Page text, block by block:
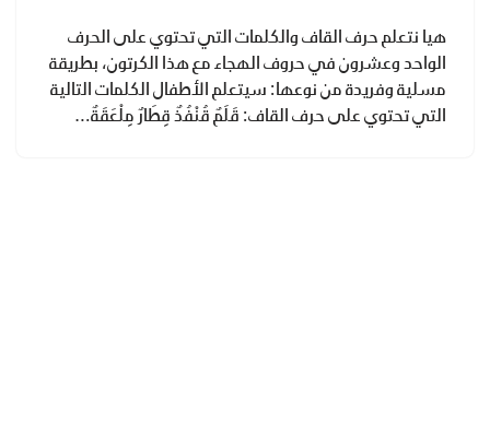
هيا نتعلم حرف القاف والكلمات التي تحتوي على الحرف
الواحد وعشرون في حروف الهجاء مع هذا الكرتون، بطريقة
مسلية وفريدة من نوعها: سيتعلم الأطفال الكلمات التالية
التي تحتوي على حرف القاف: قَلَمٌ قُنْفُذٌ قِطَارٌ مِلْعَقَةٌ…